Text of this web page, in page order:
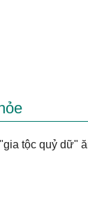
tộc quỷ dữ"